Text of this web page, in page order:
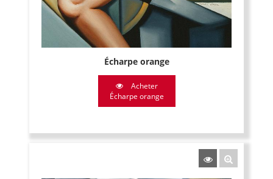
Écharpe orange
Acheter
Écharpe orange